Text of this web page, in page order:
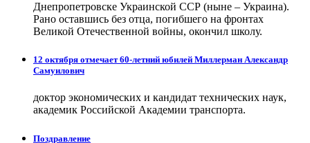
Днепропетровске Украинской ССР (ныне – Украина).
Рано оставшись без отца, погибшего на фронтах
Великой Отечественной войны, окончил школу.
12 октября отмечает 60-летний юбилей Миллерман Александр
Самуилович
доктор экономических и кандидат технических наук,
академик Российской Академии транспорта.
Поздравление